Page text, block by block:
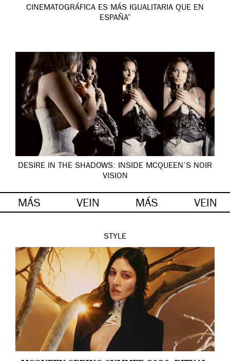
CINEMATOGRÁFICA ES MÁS IGUALITARIA QUE EN
ESPAÑA”
DESIRE IN THE SHADOWS: INSIDE MCQUEEN’S NOIR
VISION
MÁS VEIN MÁS VEIN
STYLE